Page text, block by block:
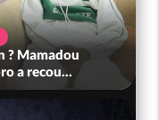
? Mamadou
a recou...